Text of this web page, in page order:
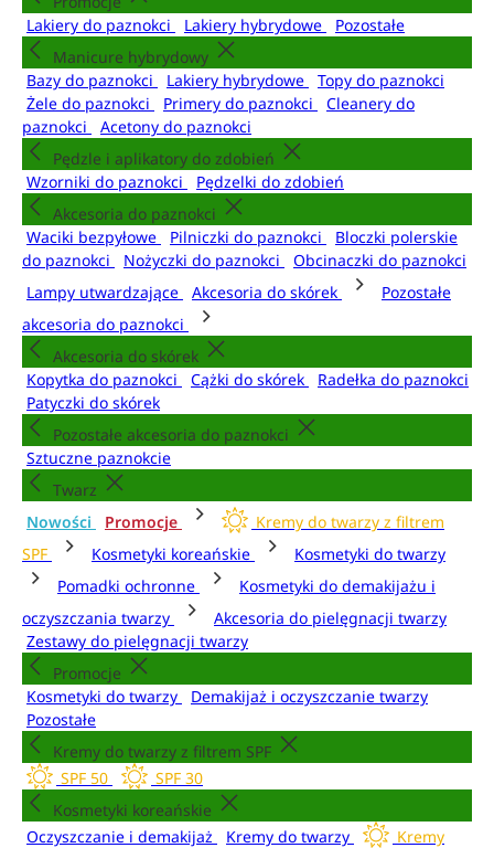
Lakiery do paznokci
Lakiery hybrydowe
Pozostałe
Manicure hybrydowy
Bazy do paznokci
Lakiery hybrydowe
Topy do paznokci
Żele do paznokci
Primery do paznokci
Cleanery do
paznokci
Acetony do paznokci
Pędzle i aplikatory do zdobień
Wzorniki do paznokci
Pędzelki do zdobień
Akcesoria do paznokci
Waciki bezpyłowe
Pilniczki do paznokci
Bloczki polerskie
do paznokci
Nożyczki do paznokci
Obcinaczki do paznokci
Lampy utwardzające
Akcesoria do skórek
Pozostałe
akcesoria do paznokci
Akcesoria do skórek
Kopytka do paznokci
Cążki do skórek
Radełka do paznokci
Patyczki do skórek
Pozostałe akcesoria do paznokci
Sztuczne paznokcie
Twarz
Nowości
Promocje
Kremy do twarzy z filtrem
SPF
Kosmetyki koreańskie
Kosmetyki do twarzy
Pomadki ochronne
Kosmetyki do demakijażu i
oczyszczania twarzy
Akcesoria do pielęgnacji twarzy
Zestawy do pielęgnacji twarzy
Promocje
Kosmetyki do twarzy
Demakijaż i oczyszczanie twarzy
Pozostałe
Kremy do twarzy z filtrem SPF
SPF 50
SPF 30
Kosmetyki koreańskie
Oczyszczanie i demakijaż
Kremy do twarzy
Kremy